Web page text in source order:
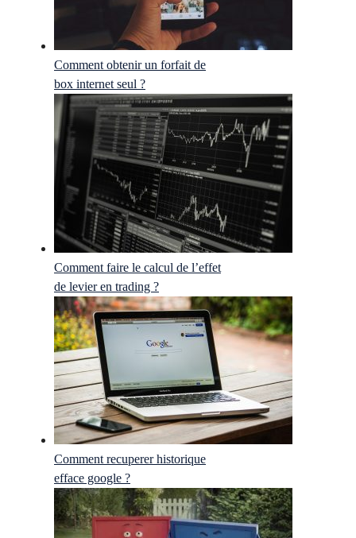
Comment obtenir un forfait de
box internet seul ?
Comment faire le calcul de l’effet
de levier en trading ?
Comment recuperer historique
efface google ?